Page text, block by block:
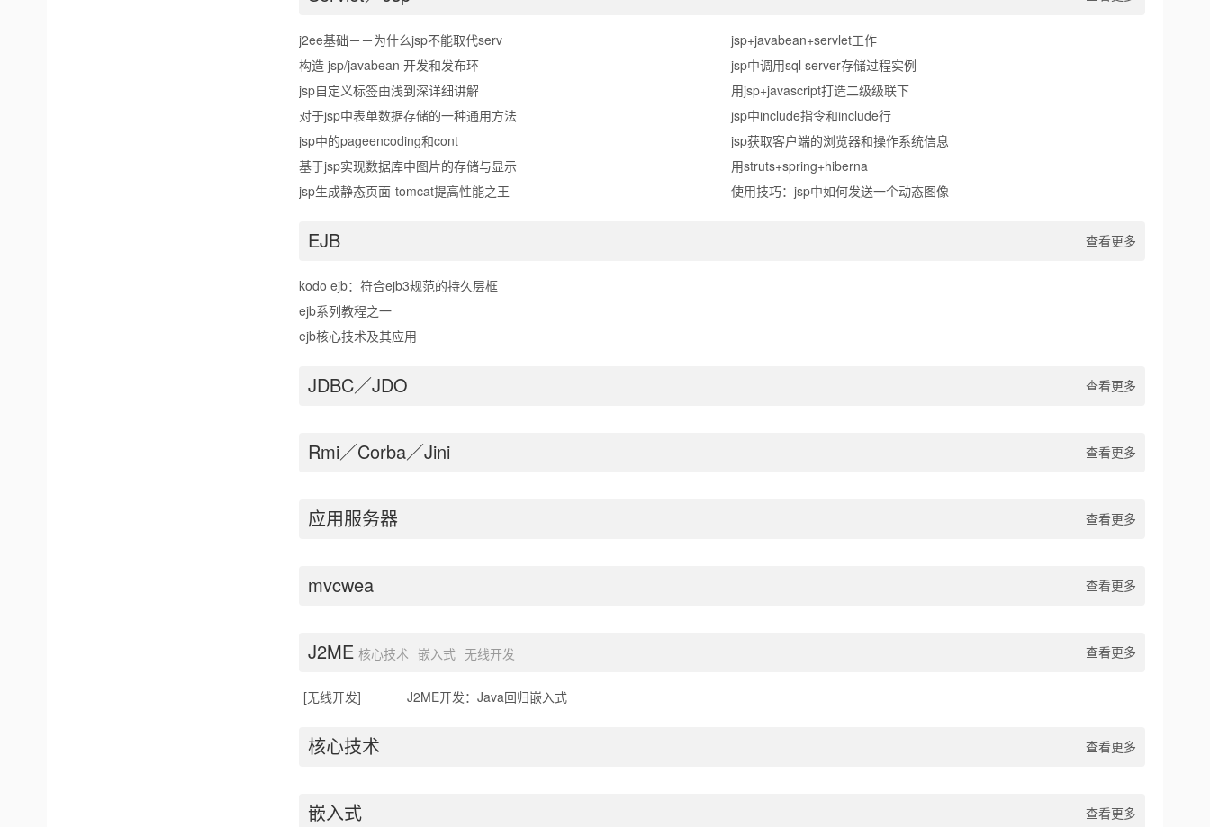
j2ee基础－－为什么jsp不能取代serv
构造 jsp/javabean 开发和发布环
jsp自定义标签由浅到深详细讲解
对于jsp中表单数据存储的一种通用方法
jsp中的pageencoding和cont
基于jsp实现数据库中图片的存储与显示
jsp生成静态页面-tomcat提高性能之王
jsp+javabean+servlet工作
jsp中调用sql server存储过程实例
用jsp+javascript打造二级级联下
jsp中include指令和include行
jsp获取客户端的浏览器和操作系统信息
用struts+spring+hiberna
使用技巧：jsp中如何发送一个动态图像
EJB 查看更多
kodo ejb：符合ejb3规范的持久层框
ejb系列教程之一
ejb核心技术及其应用
JDBC／JDO 查看更多
Rmi／Corba／Jini 查看更多
应用服务器 查看更多
mvcwea 查看更多
J2ME 核心技术 嵌入式 无线开发 查看更多
[无线开发] J2ME开发：Java回归嵌入式
核心技术 查看更多
嵌入式 查看更多